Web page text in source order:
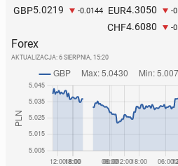
GBP5.0219 -0.0144 EUR4.3050 -
CHF4.6080 -
Forex
AKTUALIZACJA: 6 SIERPNIA, 15:20